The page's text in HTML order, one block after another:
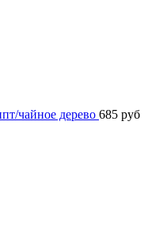
чайное дерево 685 руб